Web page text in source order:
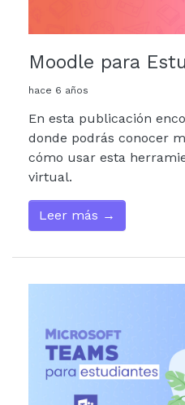
Moodle para
hace 6 años
En esta publicación
donde podrás conocer
cómo usar esta
virtual.
Leer más →